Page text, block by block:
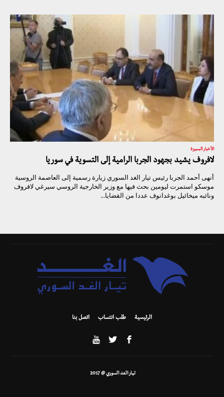
الأخبار المميزة
لافروف يشيد بجهود الجربا الرامية إلى التسوية في سوريا
أنهى أحمد الجربا رئيس تيار الغد السوري زيارة رسمية إلى العاصمة الروسية
موسكو استمرت ليومين بحث فيها مع وزير الخارجية الروسي سيرغي لافروف
ونائبه ميخائيل بوغدانوف عددا من القضايا...
الرئيسية طلب انتساب اتصل بنا
تيار الغد السوري @ 2017